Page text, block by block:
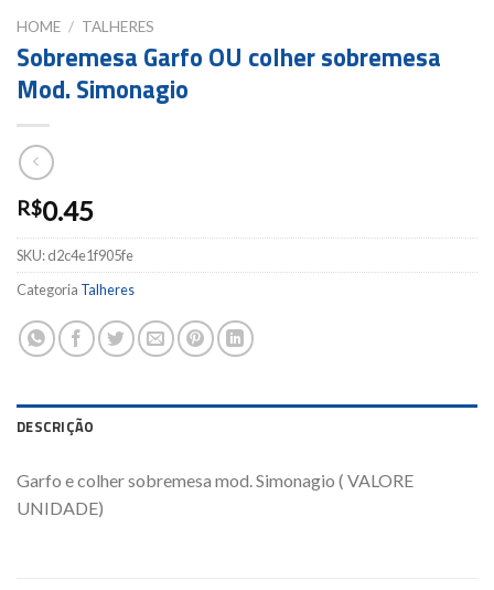
HOME / TALHERES
Sobremesa Garfo OU colher sobremesa
Mod. Simonagio
R$0.45
SKU:d2c4e1f905fe
Categoria Talheres
DESCRIÇÃO
Garfo e colher sobremesa mod. Simonagio ( VALORE
UNIDADE)